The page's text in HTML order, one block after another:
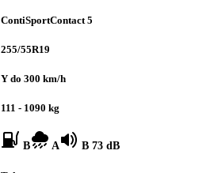
ContiSportContact 5
255/55R19
Y do 300 km/h
111 - 1090 kg
B A B 73 dB